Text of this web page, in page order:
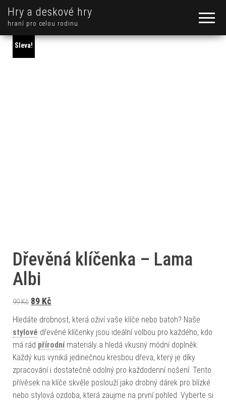
Hry a deskové hry
hraní pro celou rodinu
Sleva!
Dřevěná klíčenka – Lama
Albi
99Kč Původní cena byla: 99 Kč.
89 Kč
Hledáte drobnost, která oživí vaše klíče nebo batoh? Naše
stylové dřevěné klíčenky jsou ideální volbou pro každého, kdo
má rád přírodnímateriály a hledá vkusný módní doplněk.
Každý kus vyniká jedinečnou kresbou dřeva, který je díky
zpracování i dostatečně odolný pro každodenní nošení. Tento
přívěsek na klíče skvěle poslouží jako drobný dárek pro blízké
nebo stylová ozdoba, která zaujme na první pohled. Vyberte si